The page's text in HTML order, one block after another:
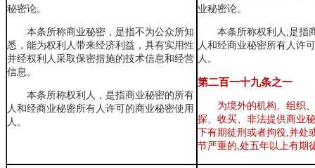
秘密论。
本条所称商业秘密，是指不为公众所知
悉，能为权利人带来经济利益，具有实用性
并经权利人采取保密措施的技术信息和经营
信息。
本条所称权利人，是指商业秘密的所有
人和经商业秘密所有人许可的商业秘密使用
人。
业秘密论。
本条所称权利人,是指
人和经商业秘密所有人许
人。
第二百一十九条之一
为境外的机构、组织
探、收买、非法提供商业
下有期徒刑或者拘役,并处
节严重的,处五年以上有期